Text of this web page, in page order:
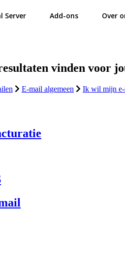
Server Add-ons Over
vinden voor
E-mail algemeen Ik wil mijn e-